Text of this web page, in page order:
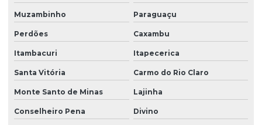
Muzambinho Paraguaçu
Perdões Caxambu
Itambacuri Itapecerica
Santa Vitória Carmo do Rio Claro
Monte Santo de Minas Lajinha
Conselheiro Pena Divino